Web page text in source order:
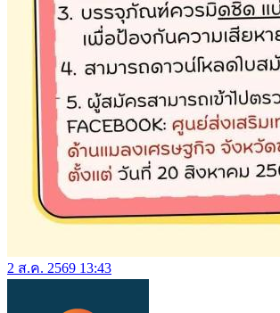
2 ส.ค. 2569 13:43